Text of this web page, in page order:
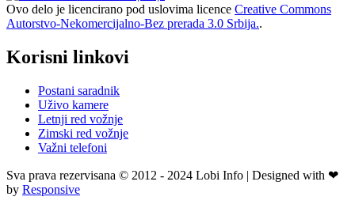
Ovo delo je licencirano pod uslovima licence Creative Commons
Autorstvo-Nekomercijalno-Bez prerada 3.0 Srbija..
Korisni linkovi
Postani saradnik
Uživo kamere
Letnji red vožnje
Zimski red vožnje
Važni telefoni
Sva prava rezervisana © 2012 - 2024 Lobi Info | Designed with ❤
by Responsive